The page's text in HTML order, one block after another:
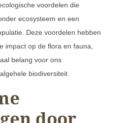
voordelen die
ecosysteem en een
Deze voordelen hebben
impact op de flora en fauna,
belang voor ons
biodiversiteit.
door